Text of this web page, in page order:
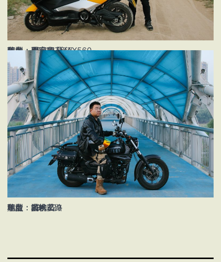
姓名：周宇超
年龄：35
职业：企业职员
车型：雅马哈TMAX560
地点：西安市 浐河
姓名：杨轶茗
年龄：23
职业：技术员
车型：力帆K29
地点：灞柳二路